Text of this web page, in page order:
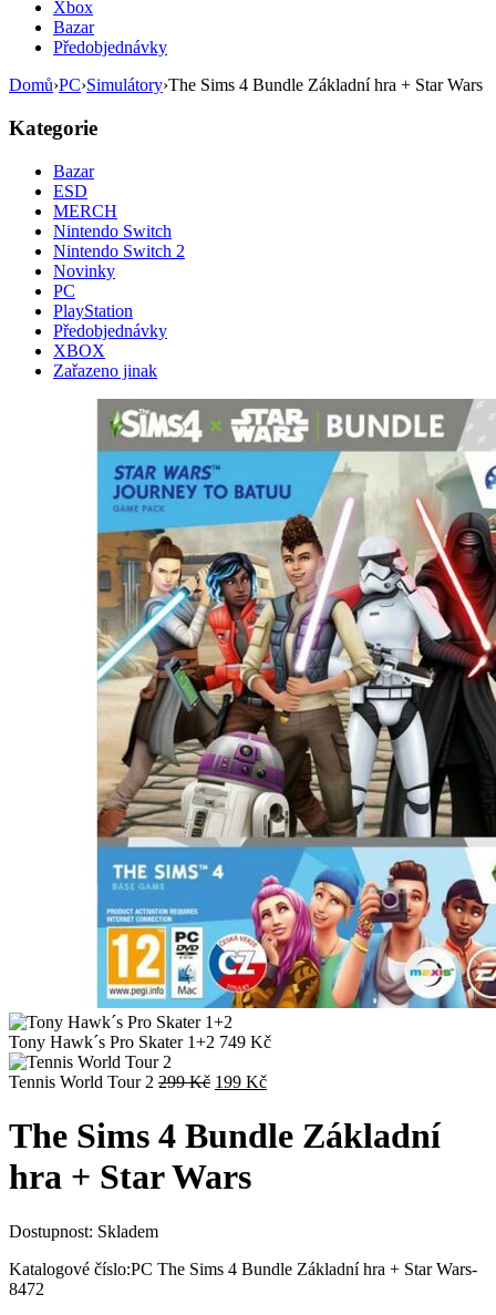
Xbox
Bazar
Předobjednávky
Domů›PC›Simulátory›The Sims 4 Bundle Základní hra + Star Wars
Kategorie
Bazar
ESD
MERCH
Nintendo Switch
Nintendo Switch 2
Novinky
PC
PlayStation
Předobjednávky
XBOX
Zařazeno jinak
Tony Hawk´s Pro Skater 1+2 749 Kč
Tennis World Tour 2 299Kč Původní
299 Kč.
199 KčAktuální
je:
199 Kč.
The Sims 4 Bundle Základní
hra + Star Wars
Dostupnost: Skladem
Katalogové číslo:PC The Sims 4 Bundle Základní hra + Star Wars-
8472